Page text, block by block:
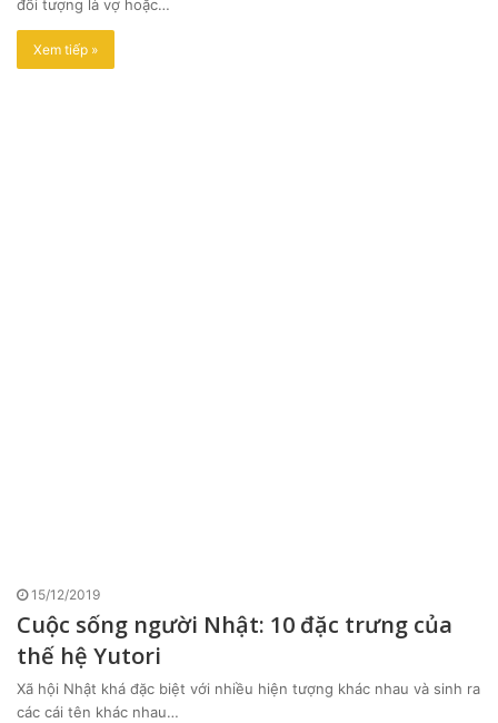
đối tượng là vợ hoặc…
Xem tiếp »
15/12/2019
Cuộc sống người Nhật: 10 đặc trưng của
thế hệ Yutori
Xã hội Nhật khá đặc biệt với nhiều hiện tượng khác nhau và sinh ra
các cái tên khác nhau…